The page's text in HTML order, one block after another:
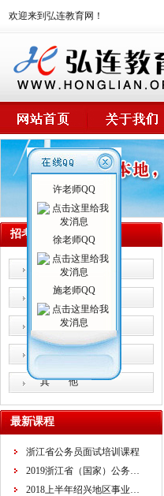
欢迎来到弘连教育网！
招考公告
公 务 员
事业单位
卫生系统
教师招考
其 他
最新课程
浙江省公务员面试培训课程
2019浙江省（国家）公务…
2018上半年绍兴地区事业…
许老师QQ
徐老师QQ
施老师QQ